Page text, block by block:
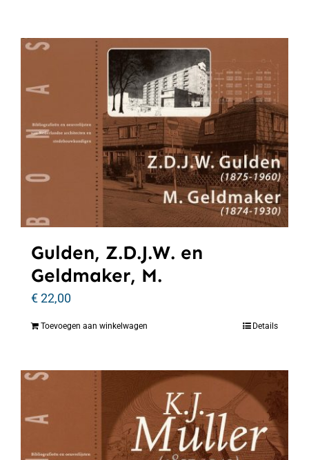
Gulden, Z.D.J.W. en
Geldmaker, M.
€22,00
Toevoegen aan winkelwagen Details